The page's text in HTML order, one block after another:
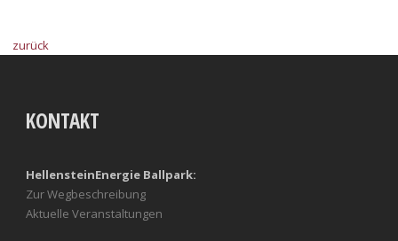
zurück
KONTAKT
HellensteinEnergie Ballpark:
Zur Wegbeschreibung
Aktuelle Veranstaltungen